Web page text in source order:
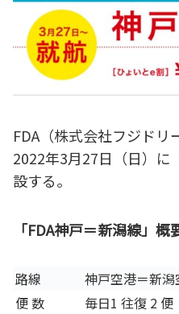
FDA（株式会社フジドリ
2022年3月27日（日）に
設する。
「FDA神戸＝新潟線」概
路線
神戸空港＝新潟
便 数
毎日1 往復 2 便